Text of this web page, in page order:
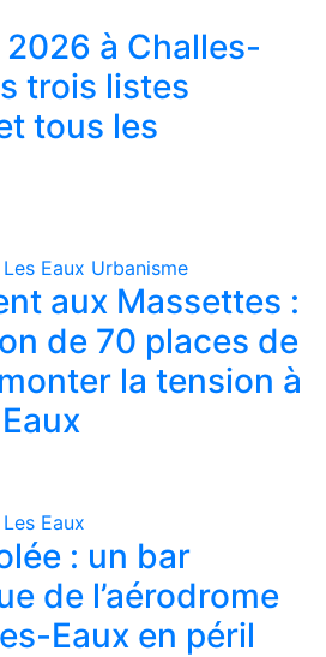
à Challes-
trois listes
tous les
Eaux Urbanisme
aux Massettes :
de 70 places de
la tension à
Eaux
: un bar
de l’aérodrome
Eaux en péril